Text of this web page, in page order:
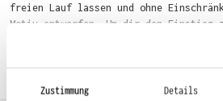
Zustimmung Details
freien Lauf lassen und ohne
Motiv entwerfen. Um dir den
wir eine von unseren Designern
Wähle einfach deine Wunsch-Produkte
du auch bequem über das